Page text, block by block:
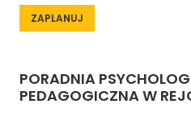
ZAPLANUJ
PORADNIA
PEDAGOGICZNA W